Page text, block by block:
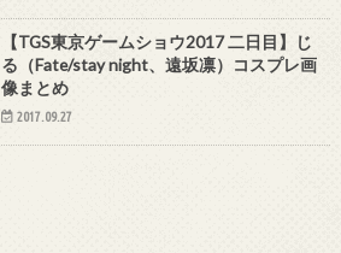
【TGS東京ゲームショウ2017 二日目】じ
る（Fate/stay night、遠坂凛）コスプレ画
像まとめ
2017.09.27